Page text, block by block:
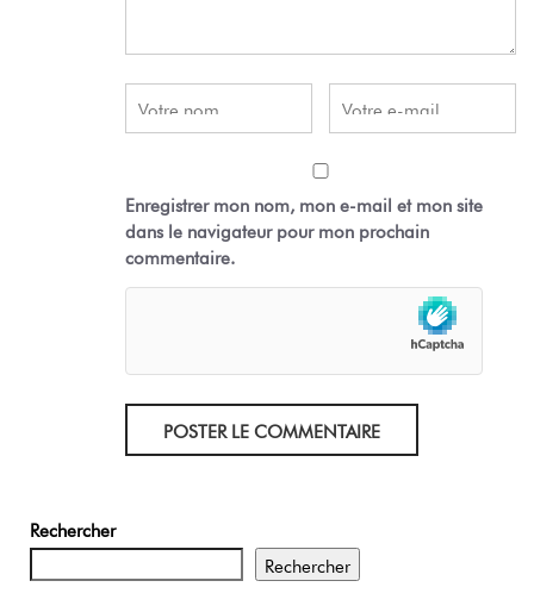
Enregistrer mon nom, mon e-mail et mon site
dans le navigateur pour mon prochain
commentaire.
POSTER LE COMMENTAIRE
Rechercher
Rechercher